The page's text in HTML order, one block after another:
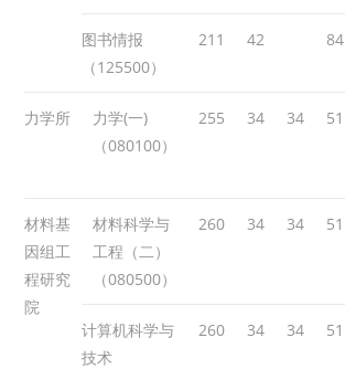
图书情报
（125500）
211 42 84
力学所
力学(一)
（080100）
255 34 34 51
材料基
因组工
程研究
院
材料科学与
工程（二）
（080500）
260 34 34 51
计算机科学与
技术
260 34 34 51